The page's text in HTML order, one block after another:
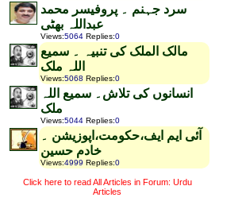
سرد جہنم ۔ پروفیسر محمد
عبداللہ بھٹی
Views:5064 Replies:0
مالک الملک کی تنبیہ ۔ سمیع
اللہ ملک
Views:5068 Replies:0
انسانوں کی تلاش۔ سمیع اللہ
ملک
Views:5044 Replies:0
آئی ایم ایف،حکومت،اپوزیشن ۔
خادم حسین
Views:4999 Replies:0
Click here to read All Articles in Forum: Urdu
Articles